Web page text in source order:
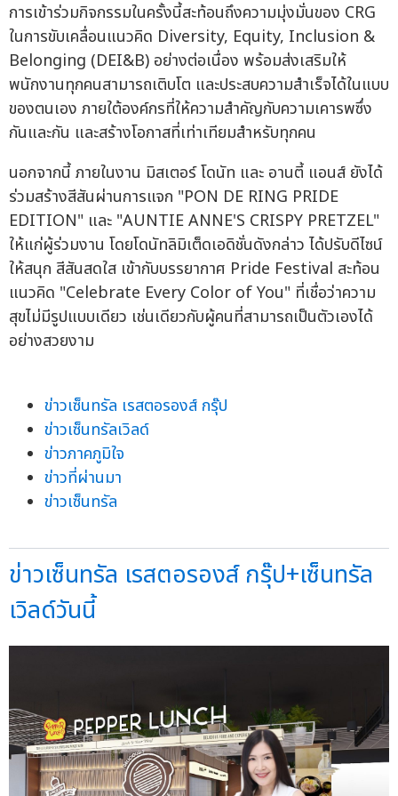
การเข้าร่วมกิจกรรมในครั้งนี้สะท้อนถึงความมุ่งมั่นของ CRG
ในการขับเคลื่อนแนวคิด Diversity, Equity, Inclusion &
Belonging (DEI&B) อย่างต่อเนื่อง พร้อมส่งเสริมให้
พนักงานทุกคนสามารถเติบโต และประสบความสำเร็จได้ในแบบ
ของตนเอง ภายใต้องค์กรที่ให้ความสำคัญกับความเคารพซึ่ง
กันและกัน และสร้างโอกาสที่เท่าเทียมสำหรับทุกคน
นอกจากนี้ ภายในงาน มิสเตอร์ โดนัท และ อานตี้ แอนส์ ยังได้
ร่วมสร้างสีสันผ่านการแจก "PON DE RING PRIDE
EDITION" และ "AUNTIE ANNE'S CRISPY PRETZEL"
ให้แก่ผู้ร่วมงาน โดยโดนัทลิมิเต็ดเอดิชั่นดังกล่าว ได้ปรับดีไซน์
ให้สนุก สีสันสดใส เข้ากับบรรยากาศ Pride Festival สะท้อน
แนวคิด "Celebrate Every Color of You" ที่เชื่อว่าความ
สุขไม่มีรูปแบบเดียว เช่นเดียวกับผู้คนที่สามารถเป็นตัวเองได้
อย่างสวยงาม
ข่าวเซ็นทรัล เรสตอรองส์ กรุ๊ป
ข่าวเซ็นทรัลเวิลด์
ข่าวภาคภูมิใจ
ข่าวที่ผ่านมา
ข่าวเซ็นทรัล
ข่าวเซ็นทรัล เรสตอรองส์ กรุ๊ป+เซ็นทรัล
เวิลด์วันนี้